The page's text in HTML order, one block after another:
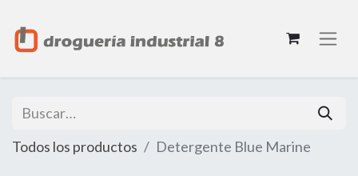
Todos los productos Detergente Blue Marine